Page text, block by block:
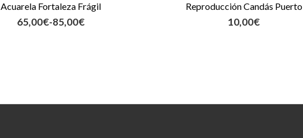
Acuarela Fortaleza Frágil
65,00€-85,00€
precios:
desde
Reproducción Candás Puerto
10,00€